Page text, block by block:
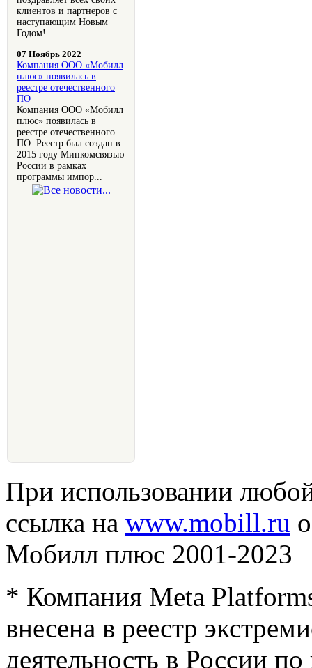
клиентов и партнеров с
наступающим Новым
Годом!...
07 Ноябрь 2022
Компания OOO «Мобилл
плюс» появилась в
реестре отечественного
ПО
Компания OOO «Мобилл
плюс» появилась в
реестре отечественного
ПО. Реестр был создан в
2015 году Минкомсвязью
России в рамках
программы импор...
При использовании
ссылка на www.mobill.ru
Мобилл плюс 2001-2023
* Компания Meta
внесена в реестр
деятельность в России